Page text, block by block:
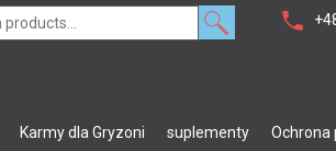
Karmy dla Gryzoni suplementy Ochrona